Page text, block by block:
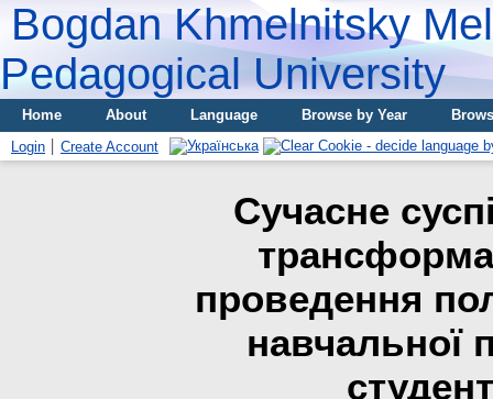
Bogdan Khmelnitsky
Pedagogical University
Home About Language Browse by Year
Login
Create Account
Сучасне
проведення
навчальної